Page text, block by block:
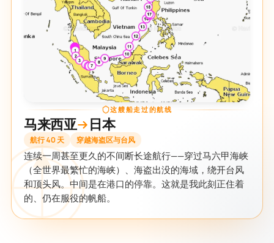
这艘船走过的航线
马来西亚 日本
航行 40 天 穿越海盗区与台风
连续一周甚至更久的不间断长途航行——穿过马六甲海峡
（全世界最繁忙的海峡）、海盗出没的海域，绕开台风
和顶头风。中间是在港口的停靠。这就是我此刻正住着
的、仍在服役的帆船。